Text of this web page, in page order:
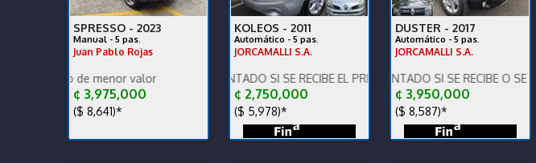
SPRESSO - 2023
Manual - 5 pas.
Juan Pablo Rojas
de menor valor
¢ 3,975,000
($ 8,641)*
KOLEOS - 2011
Automático - 5 pas.
JORCAMALLI S.A.
!!! PRECIO DE CONTADO SI SE RECIBE EL PRECIO VARIA !!!
¢ 2,750,000
($ 5,978)*
DUSTER - 2017
Automático - 5 pas.
JORCAMALLI S.A.
!!!! PRECIO DE CONTADO SI SE RECIBE O SE FINANCIA
¢ 3,950,000
($ 8,587)*
GL PLUS, VENTANAS